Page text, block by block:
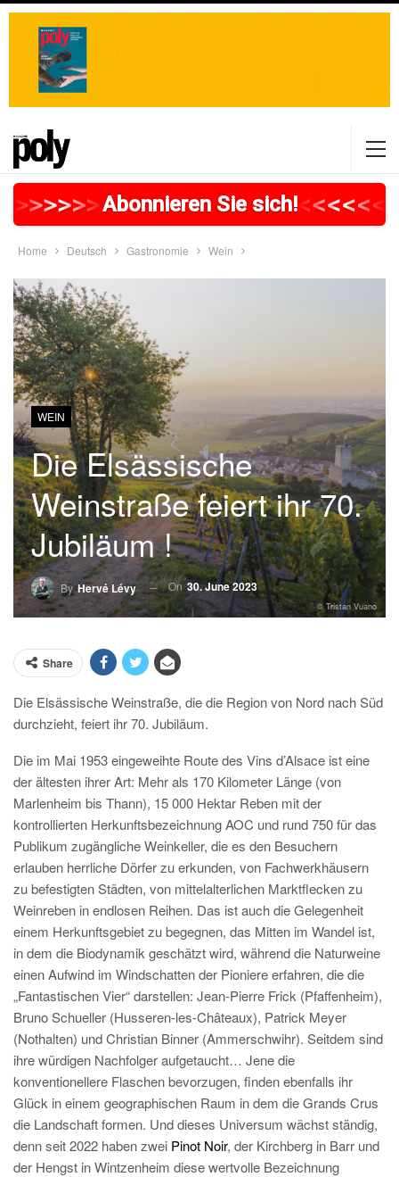
>>>>>>>>>>>>>>>>>
Abonnieren Sie sich!<<<<<<<
Home Deutsch Gastronomie Wein
WEIN
Die Elsässische
Weinstraße feiert ihr 70.
Jubiläum !
ByHervé Lévy On30. June 2023
© Tristan Vuano
Share
Die Elsässische Weinstraße, die die Region von Nord nach Süd
durchzieht, feiert ihr 70. Jubiläum.
Die im Mai 1953 eingeweihte Route des Vins d’Alsace ist eine
der ältesten ihrer Art: Mehr als 170 Kilometer Länge (von
Marlenheim bis Thann), 15 000 Hektar Reben mit der
kontrollierten Herkunftsbezeichnung AOC und rund 750 für das
Publikum zugängliche Weinkeller, die es den Besuchern
erlauben herrliche Dörfer zu erkunden, von Fachwerkhäusern
zu befestigten Städten, von mittelalterlichen Marktflecken zu
Weinreben in endlosen Reihen. Das ist auch die Gelegenheit
einem Herkunftsgebiet zu begegnen, das Mitten im Wandel ist,
in dem die Biodynamik geschätzt wird, während die Naturweine
einen Aufwind im Windschatten der Pioniere erfahren, die die
„Fantastischen Vier“ darstellen: Jean-Pierre Frick (Pfaffenheim),
Bruno Schueller (Husseren-les-Châteaux), Patrick Meyer
(Nothalten) und Christian Binner (Ammerschwihr). Seitdem sind
ihre würdigen Nachfolger aufgetaucht… Jene die
konventionellere Flaschen bevorzugen, finden ebenfalls ihr
Glück in einem geographischen Raum in dem die Grands Crus
die Landschaft formen. Und dieses Universum wächst ständig,
denn seit 2022 haben zwei Pinot Noir, der Kirchberg in Barr und
der Hengst in Wintzenheim diese wertvolle Bezeichnung